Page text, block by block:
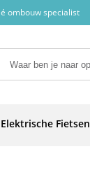
ombouw specialist
Elektrische Fietsen